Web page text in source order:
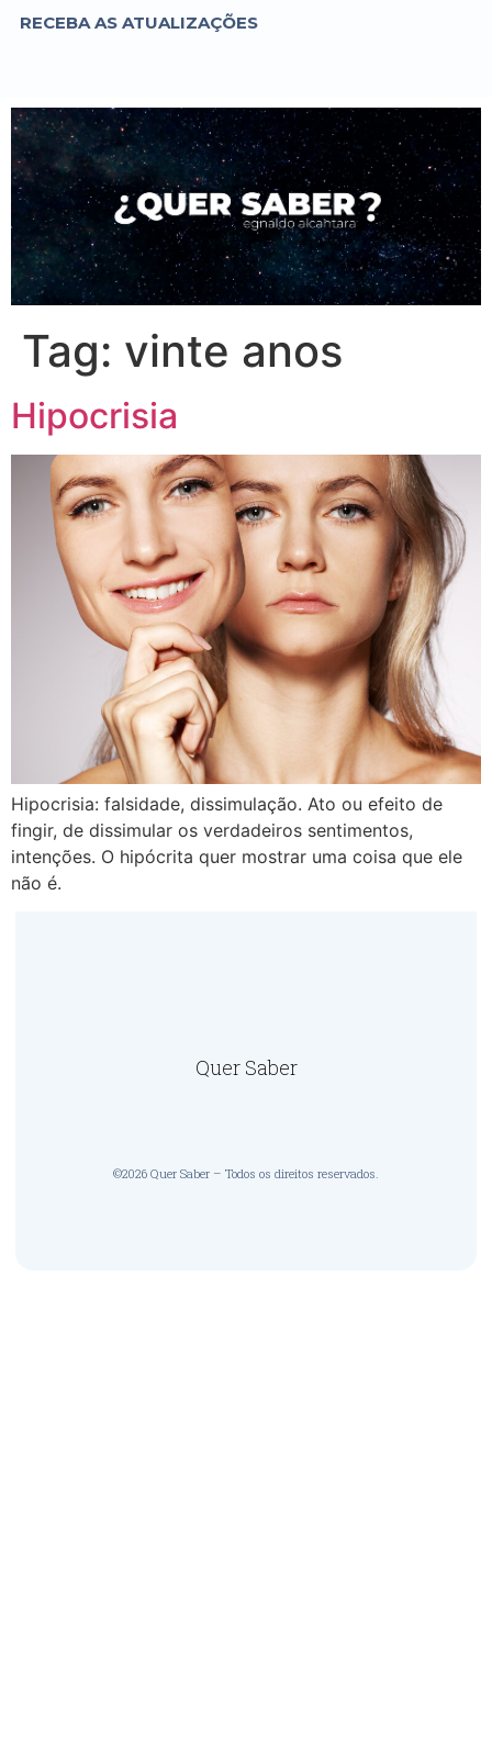
RECEBA AS ATUALIZAÇÕES
Tag: vinte anos
Hipocrisia
Hipocrisia: falsidade, dissimulação. Ato ou efeito de
fingir, de dissimular os verdadeiros sentimentos,
intenções. O hipócrita quer mostrar uma coisa que ele
não é.
Quer Saber
©2026 Quer Saber – Todos os direitos reservados.